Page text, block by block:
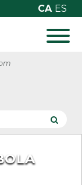
CA ES